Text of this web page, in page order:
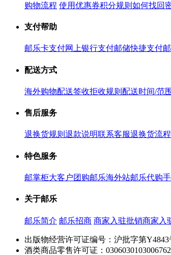
购物流程 使用优惠券积分规则 如何找回
支付帮助
邮乐卡支付网上银行支付邮储快捷支付
配送方式
海外购物配送签收拒收规则 配送时间/范
售后服务
退换货规则 退款说明联系客服退换货流程
特色服务
邮掌柜大客户团购邮乐海外站邮乐代购
关于邮乐
邮乐简介 邮乐招商 商家入驻批销商家入
出版物经营许可证编号：沪批字第Y4843
酒类商品零售许可证：0306030103006762